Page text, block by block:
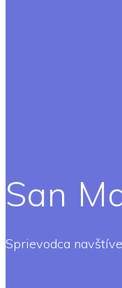
San
Sprievodca